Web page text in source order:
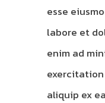
esse
labore et
enim ad
aliquip ex